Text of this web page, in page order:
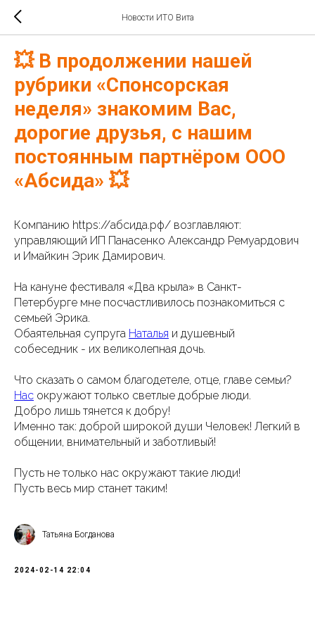
Новости ИТО Вита
💥 В продолжении нашей
рубрики «Спонсорская
неделя» знакомим Вас,
дорогие друзья, с нашим
постоянным партнёром ООО
«Абсида» 💥
Компанию https://абсида.рф/ возглавляют:
управляющий ИП Панасенко Александр Ремуардович
и Имайкин Эрик Дамирович.
На кануне фестиваля «Два крыла» в Санкт-
Петербурге мне посчастливилось познакомиться с
семьей Эрика.
Обаятельная супруга Наталья и душевный
собеседник - их великолепная дочь.
Что сказать о самом благодетеле, отце, главе семьи?
Нас окружают только светлые добрые люди.
Добро лишь тянется к добру!
Именно так: доброй широкой души Человек! Легкий в
общении, внимательный и заботливый!
Пусть не только нас окружают такие люди!
Пусть весь мир станет таким!
Татьяна Богданова
2024-02-14 22:04